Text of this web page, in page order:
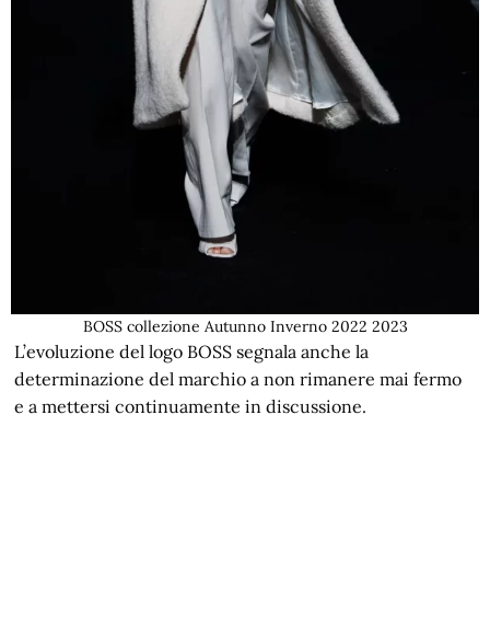
BOSS collezione Autunno Inverno 2022 2023
L’evoluzione del logo BOSS segnala anche la
determinazione del marchio a non rimanere mai fermo
e a mettersi continuamente in discussione.